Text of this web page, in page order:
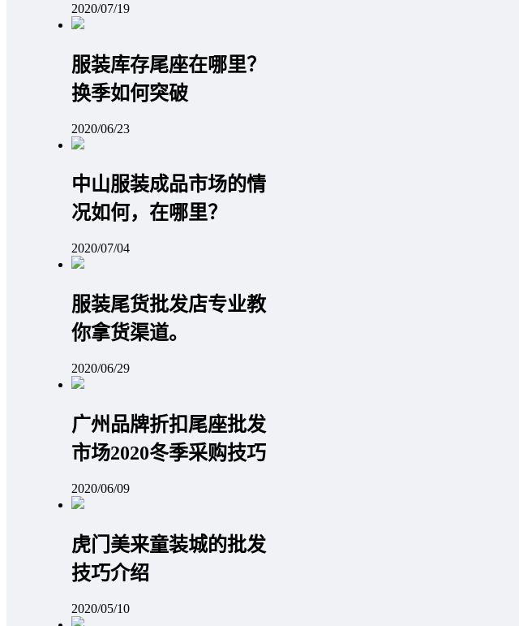
2020/07/19
服装库存尾座在哪里？
换季如何突破
2020/06/23
中山服装成品市场的情
况如何，在哪里？
2020/07/04
服装尾货批发店专业教
你拿货渠道。
2020/06/29
广州品牌折扣尾座批发
市场2020冬季采购技巧
2020/06/09
虎门美来童装城的批发
技巧介绍
2020/05/10